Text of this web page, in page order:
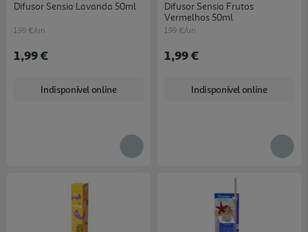
Difusor Sensia Lavanda 50ml
1.99 €/un
1,99 €
Indisponível online
Difusor Sensia Frutos
Vermelhos 50ml
1.99 €/un
1,99 €
Indisponível online